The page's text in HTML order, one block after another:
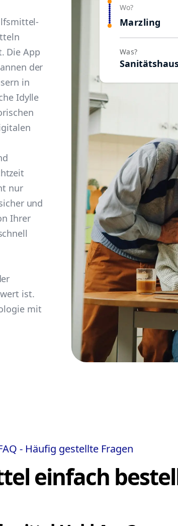
Die App
der
in
Idylle
nur
und
Ihrer
ist.
mit
Wo?
Marzling
Was?
- Häufig gestellte Fragen
einfach